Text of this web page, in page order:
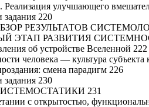
Реализация улучшающего
220
РЕЗУЛЬТАТОВ
ЭТАП РАЗВИТИЯ
об устройстве Вселенной 222
человека — культура субъекта
смена парадигм 226
230
231
с открытостью,